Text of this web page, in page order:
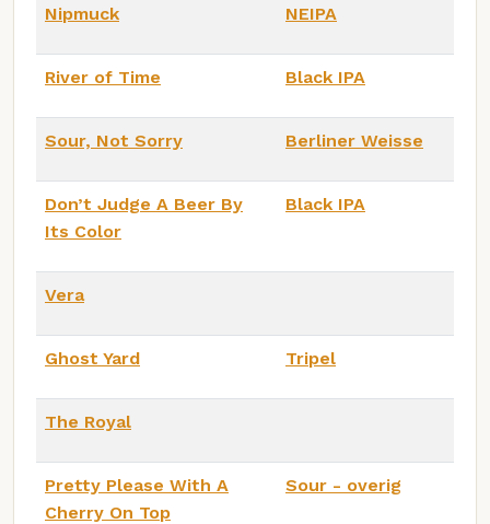
Nipmuck NEIPA
River of Time Black IPA
Sour, Not Sorry Berliner Weisse
Don’t Judge A Beer By
Its Color
Black IPA
Vera
Ghost Yard Tripel
The Royal
Pretty Please With A
Cherry On Top
Sour - overig